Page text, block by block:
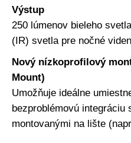
Výstup
250 lúmenov bieleho
(IR) svetla pre nočné
Nový nízkoprofilový
Mount)
Umožňuje ideálne
bezproblémovú integráciu
montovanými na lište
ú
č
a
m
e